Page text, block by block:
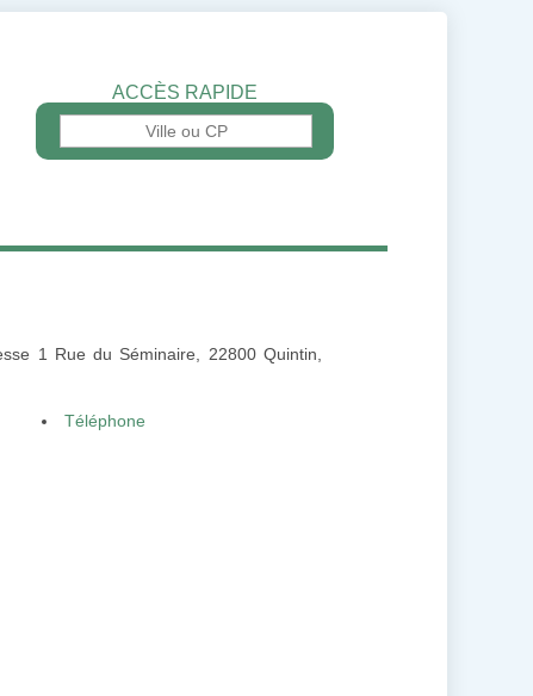
ACCÈS RAPIDE
1 Rue du Séminaire, 22800 Quintin,
Téléphone